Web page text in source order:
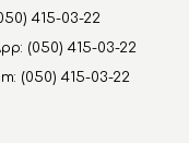
415-03-22
(050) 415-03-22
(050) 415-03-22